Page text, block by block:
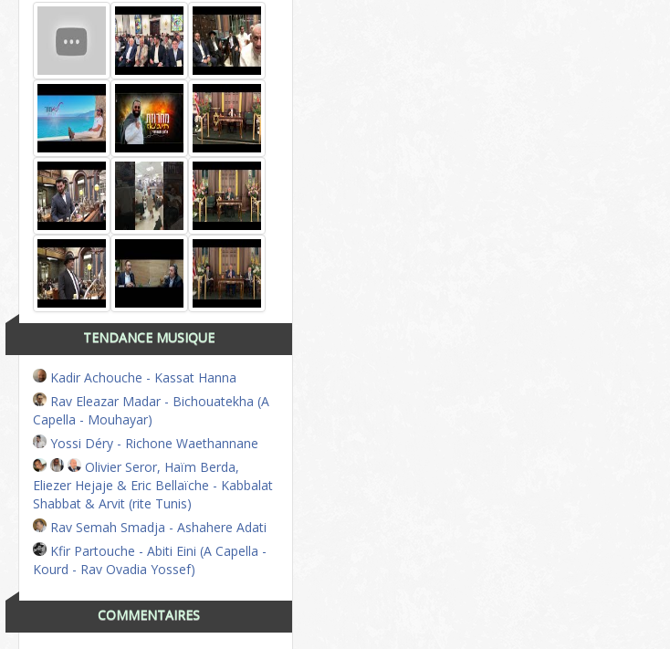
TENDANCE MUSIQUE
Kadir Achouche - Kassat Hanna
Rav Eleazar Madar - Bichouatekha (A
Capella - Mouhayar)
Yossi Déry - Richone Waethannane
Olivier Seror, Haïm Berda,
Eliezer Hejaje & Eric Bellaïche - Kabbalat
Shabbat & Arvit (rite Tunis)
Rav Semah Smadja - Ashahere Adati
Kfir Partouche - Abiti Eini (A Capella -
Kourd - Rav Ovadia Yossef)
COMMENTAIRES